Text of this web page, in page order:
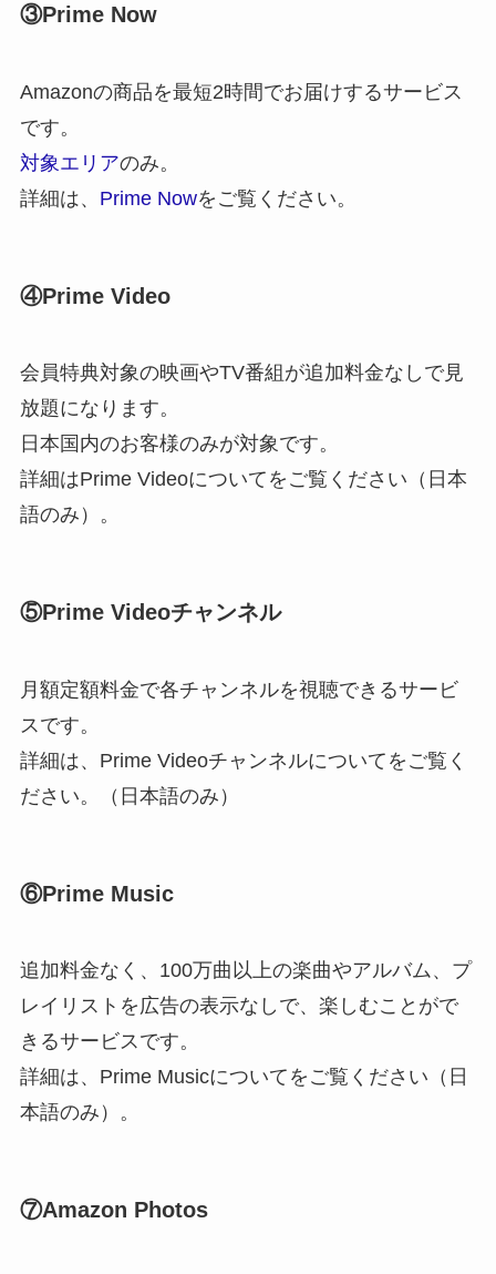
③Prime Now
Amazonの商品を最短2時間でお届けするサービス
です。
対象エリアのみ。
詳細は、 Prime Nowをご覧ください。
④Prime Video
会員特典対象の映画やTV番組が追加料金なしで見
放題になります。
日本国内のお客様のみが対象です。
詳細はPrime Videoについてをご覧ください（日本
語のみ）。
⑤Prime Videoチャンネル
月額定額料金で各チャンネルを視聴できるサービ
スです。
詳細は、Prime Videoチャンネルについてをご覧く
ださい。（日本語のみ）
⑥Prime Music
追加料金なく、100万曲以上の楽曲やアルバム、プ
レイリストを広告の表示なしで、楽しむことがで
きるサービスです。
詳細は、Prime Musicについてをご覧ください（日
本語のみ）。
⑦Amazon Photos